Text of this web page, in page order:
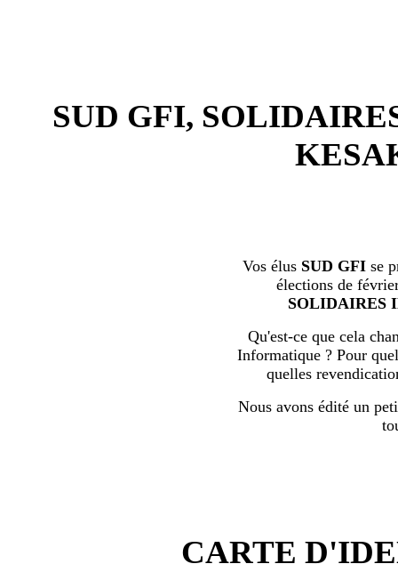
SUD GFI,
Vos élus SUD GFI se
élections de
SOLIDAIRES
Qu'est-ce que cela
Informatique ? Pour
quelles
Nous avons édité un
CARTE